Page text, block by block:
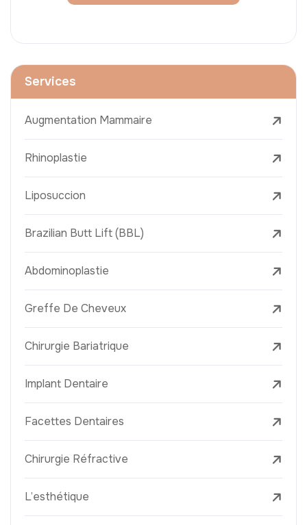
Services
Augmentation Mammaire
Rhinoplastie
Liposuccion
Brazilian Butt Lift (BBL)
Abdominoplastie
Greffe De Cheveux
Chirurgie Bariatrique
Implant Dentaire
Facettes Dentaires
Chirurgie Réfractive
L’esthétique